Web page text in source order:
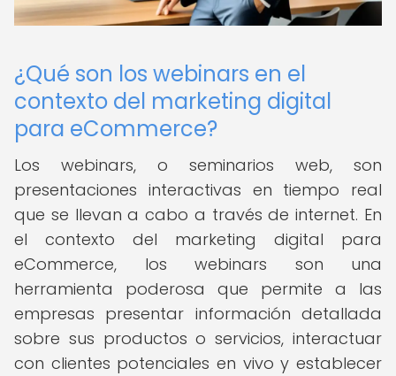
¿Qué son los webinars en el
contexto del marketing digital
para eCommerce?
Los webinars, o seminarios web, son
presentaciones interactivas en tiempo real
que se llevan a cabo a través de internet. En
el contexto del marketing digital para
eCommerce, los webinars son una
herramienta poderosa que permite a las
empresas presentar información detallada
sobre sus productos o servicios, interactuar
con clientes potenciales en vivo y establecer